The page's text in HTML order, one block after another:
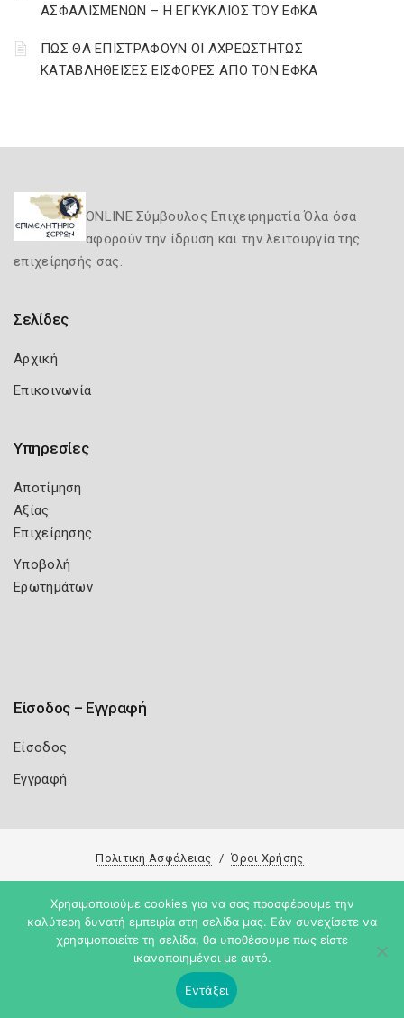
ΑΣΦΑΛΙΣΜΕΝΩΝ – Η ΕΓΚΥΚΛΙΟΣ ΤΟΥ ΕΦΚΑ
ΠΩΣ ΘΑ ΕΠΙΣΤΡΑΦΟΥΝ ΟΙ ΑΧΡΕΩΣΤΗΤΩΣ
ΚΑΤΑΒΛΗΘΕΙΣΕΣ ΕΙΣΦΟΡΕΣ ΑΠΟ ΤΟΝ ΕΦΚΑ
ONLINE Σύμβουλος Επιχειρηματία Όλα όσα
αφορούν την ίδρυση και την λειτουργία της
επιχείρησής σας.
Σελίδες
Αρχική
Επικοινωνία
Υπηρεσίες
Αποτίμηση
Αξίας
Επιχείρησης
Υποβολή
Ερωτημάτων
Είσοδος – Εγγραφή
Είσοδος
Εγγραφή
Πολιτική Ασφάλειας Όροι Χρήσης
Copyright 2026 Knowledge A.E.
Χρησιμοποιούμε cookies για να σας προσφέρουμε την
καλύτερη δυνατή εμπειρία στη σελίδα μας. Εάν συνεχίσετε να
χρησιμοποιείτε τη σελίδα, θα υποθέσουμε πως είστε
ικανοποιημένοι με αυτό.
Εντάξει